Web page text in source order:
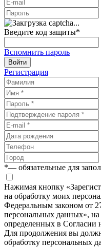
Введите код защиты*
Вспомнить пароль
Войти
Регистрация
*— обязательные для
Нажимая кнопку
на обработку моих
Федеральным законом от
персональных данных», на
определенных в Согласии
Для продолжения вы
обработку персональных